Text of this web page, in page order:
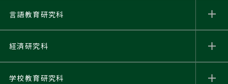
言語教育研究科
経済研究科
学校教育研究科